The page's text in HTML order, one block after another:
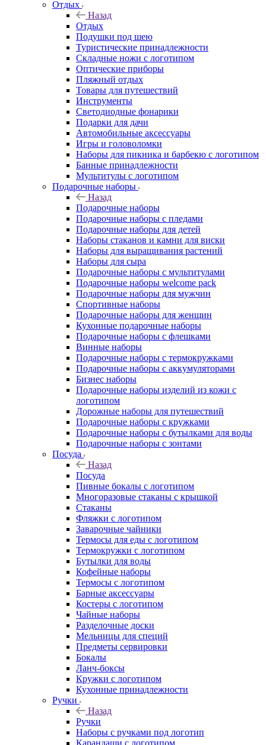
Отдых
Назад
Отдых
Подушки под шею
Туристические принадлежности
Складные ножи с логотипом
Оптические приборы
Пляжный отдых
Товары для путешествий
Инструменты
Светодиодные фонарики
Подарки для дачи
Автомобильные аксессуары
Игры и головоломки
Наборы для пикника и барбекю с логотипом
Банные принадлежности
Мультитулы с логотипом
Подарочные наборы
Назад
Подарочные наборы
Подарочные наборы с пледами
Подарочные наборы для детей
Наборы стаканов и камни для виски
Наборы для выращивания растений
Наборы для сыра
Подарочные наборы с мультитулами
Подарочные наборы welcome pack
Подарочные наборы для мужчин
Спортивные наборы
Подарочные наборы для женщин
Кухонные подарочные наборы
Подарочные наборы с флешками
Винные наборы
Подарочные наборы с термокружками
Подарочные наборы с аккумуляторами
Бизнес наборы
Подарочные наборы изделий из кожи с
логотипом
Дорожные наборы для путешествий
Подарочные наборы с кружками
Подарочные наборы с бутылками для воды
Подарочные наборы с зонтами
Посуда
Назад
Посуда
Пивные бокалы с логотипом
Многоразовые стаканы с крышкой
Стаканы
Фляжки с логотипом
Заварочные чайники
Термосы для еды с логотипом
Термокружки с логотипом
Бутылки для воды
Кофейные наборы
Термосы с логотипом
Барные аксессуары
Костеры с логотипом
Чайные наборы
Разделочные доски
Мельницы для специй
Предметы сервировки
Бокалы
Ланч-боксы
Кружки с логотипом
Кухонные принадлежности
Ручки
Назад
Ручки
Наборы с ручками под логотип
Карандаши с логотипом